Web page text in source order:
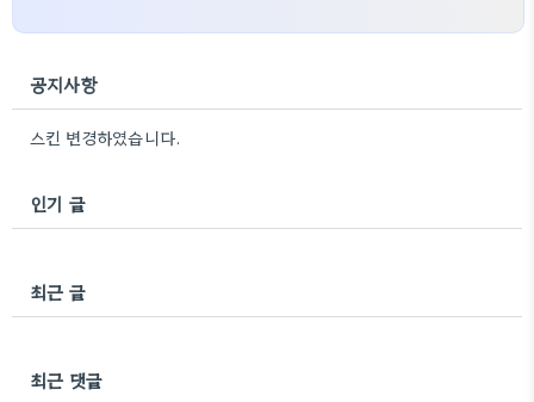
공지사항
스킨 변경하였습니다.
인기 글
최근 글
최근 댓글